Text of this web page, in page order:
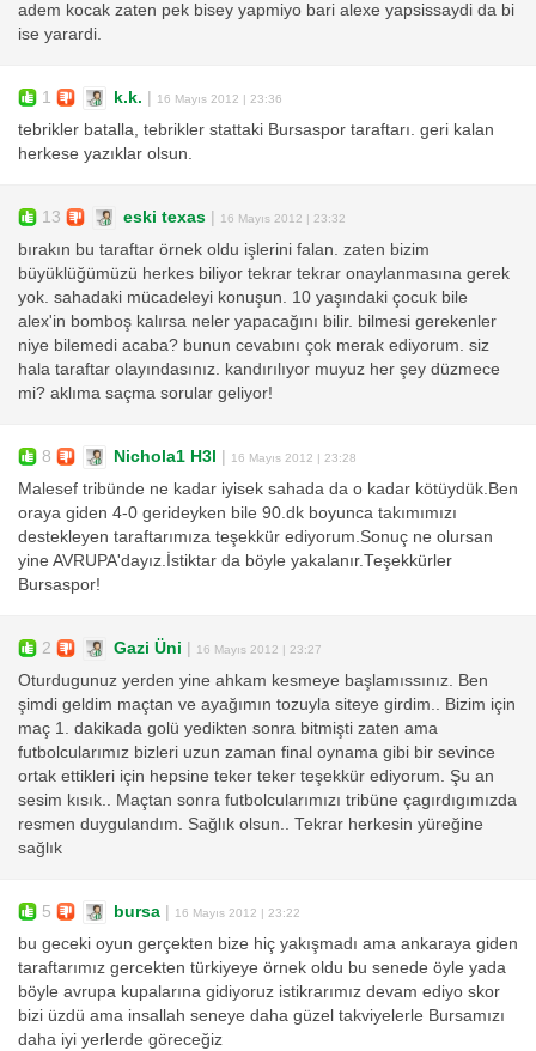
adem kocak zaten pek bisey yapmiyo bari alexe yapsissaydi da bi
ise yarardi.
1 k.k. | 16 Mayıs 2012 | 23:36
tebrikler batalla, tebrikler stattaki Bursaspor taraftarı. geri kalan
herkese yazıklar olsun.
13 eski texas | 16 Mayıs 2012 | 23:32
bırakın bu taraftar örnek oldu işlerini falan. zaten bizim
büyüklüğümüzü herkes biliyor tekrar tekrar onaylanmasına gerek
yok. sahadaki mücadeleyi konuşun. 10 yaşındaki çocuk bile
alex'in bomboş kalırsa neler yapacağını bilir. bilmesi gerekenler
niye bilemedi acaba? bunun cevabını çok merak ediyorum. siz
hala taraftar olayındasınız. kandırılıyor muyuz her şey düzmece
mi? aklıma saçma sorular geliyor!
8 Nichola1 H3l | 16 Mayıs 2012 | 23:28
Malesef tribünde ne kadar iyisek sahada da o kadar kötüydük.Ben
oraya giden 4-0 gerideyken bile 90.dk boyunca takımımızı
destekleyen taraftarımıza teşekkür ediyorum.Sonuç ne olursan
yine AVRUPA'dayız.İstiktar da böyle yakalanır.Teşekkürler
Bursaspor!
2 Gazi Üni | 16 Mayıs 2012 | 23:27
Oturdugunuz yerden yine ahkam kesmeye başlamıssınız. Ben
şimdi geldim maçtan ve ayağımın tozuyla siteye girdim.. Bizim için
maç 1. dakikada golü yedikten sonra bitmişti zaten ama
futbolcularımız bizleri uzun zaman final oynama gibi bir sevince
ortak ettikleri için hepsine teker teker teşekkür ediyorum. Şu an
sesim kısık.. Maçtan sonra futbolcularımızı tribüne çagırdıgımızda
resmen duygulandım. Sağlık olsun.. Tekrar herkesin yüreğine
sağlık
5 bursa | 16 Mayıs 2012 | 23:22
bu geceki oyun gerçekten bize hiç yakışmadı ama ankaraya giden
taraftarımız gercekten türkiyeye örnek oldu bu senede öyle yada
böyle avrupa kupalarına gidiyoruz istikrarımız devam ediyo skor
bizi üzdü ama insallah seneye daha güzel takviyelerle Bursamızı
daha iyi yerlerde göreceğiz